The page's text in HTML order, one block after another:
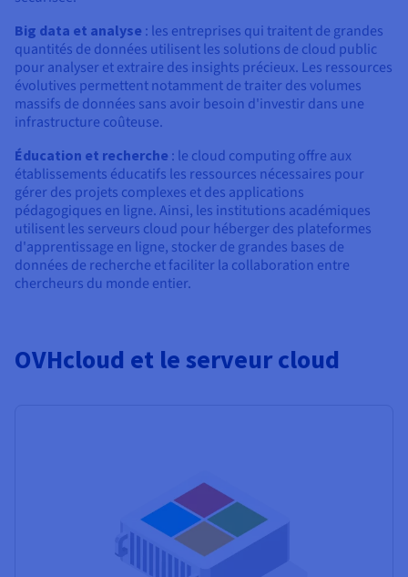
Big data et analyse : les entreprises qui traitent de grandes
quantités de données utilisent les solutions de cloud public
pour analyser et extraire des insights précieux. Les ressources
évolutives permettent notamment de traiter des volumes
massifs de données sans avoir besoin d'investir dans une
infrastructure coûteuse.
Éducation et recherche : le cloud computing offre aux
établissements éducatifs les ressources nécessaires pour
gérer des projets complexes et des applications
pédagogiques en ligne. Ainsi, les institutions académiques
utilisent les serveurs cloud pour héberger des plateformes
d'apprentissage en ligne, stocker de grandes bases de
données de recherche et faciliter la collaboration entre
chercheurs du monde entier.
OVHcloud et le serveur cloud